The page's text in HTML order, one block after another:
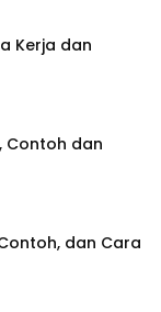
Kerja dan
Contoh dan
dan Cara